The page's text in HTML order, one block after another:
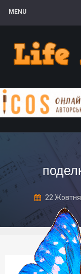
MENU
22